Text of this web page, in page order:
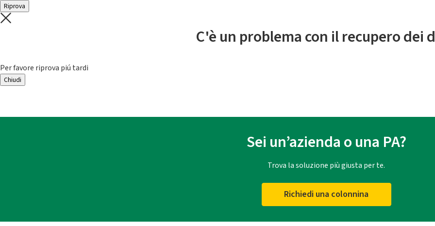
Riprova
C'è un problema con il recupero dei
Per favore riprova piú tardi
Chiudi
Sei un’azienda o una PA?
Trova la soluzione più giusta per te.
Richiedi una colonnina